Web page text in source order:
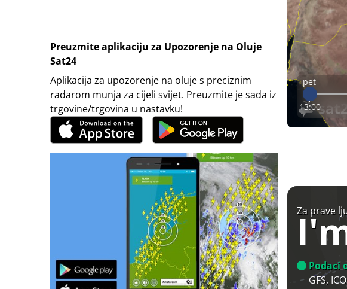
Preuzmite aplikaciju za Upozorenje na Oluje
Sat24
Aplikacija za upozorenje na oluje s preciznim
radarom munja za cijeli svijet. Preuzmite je sada iz
trgovine/trgovina u nastavku!
pet
13:00
Za prave
Podaci
GFS,